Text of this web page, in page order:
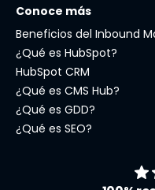
Conoce más
Beneficios del Inbound
¿Qué es HubSpot?
HubSpot CRM
¿Qué es CMS Hub?
¿Qué es GDD?
¿Qué es SEO?